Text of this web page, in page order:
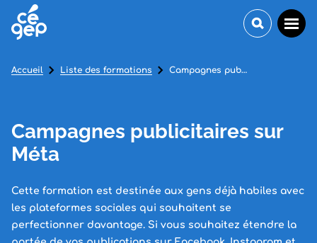
Campagnes publicitaires sur
Méta
Cette formation est destinée aux gens déjà habiles avec
les plateformes sociales qui souhaitent se
perfectionner davantage. Si vous souhaitez étendre la
Accueil Liste des formations Campagnes publicitaires sur Méta